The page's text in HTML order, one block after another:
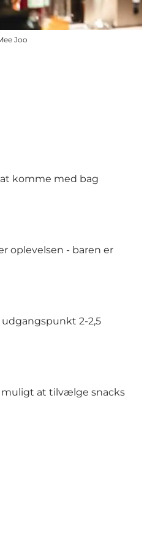
Joo
komme med bag
oplevelsen - baren er
2-2,5
muligt at tilvælge snacks